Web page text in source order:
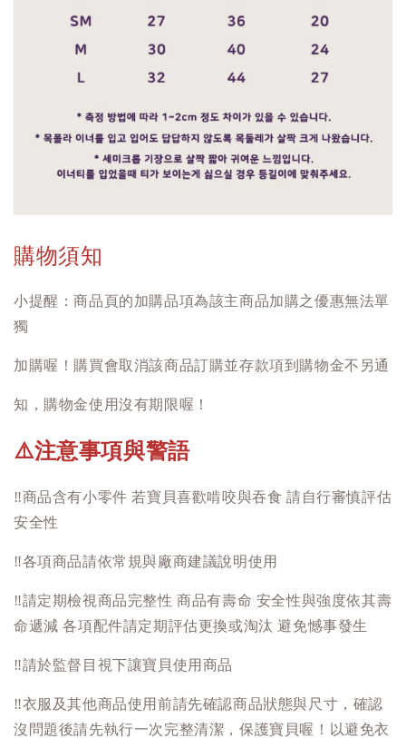
購物須知
小提醒：商品頁的加購品項為該主商品加購之優惠無法單
獨
加購喔！購買會取消該商品訂購並存款項到購物金不另通
知，購物金使用沒有期限喔！
⚠️注意事項與警語
‼️商品含有小零件 若寶貝喜歡啃咬與吞食 請自行審慎評估
安全性
‼️各項商品請依常規與廠商建議說明使用
‼️請定期檢視商品完整性 商品有壽命 安全性與強度依其壽
命遞減 各項配件請定期評估更換或淘汰 避免憾事發生
‼️請於監督目視下讓寶貝使用商品
‼️衣服及其他商品使用前請先確認商品狀態與尺寸，確認
沒問題後請先執行一次完整清潔，保護寶貝喔！以避免衣